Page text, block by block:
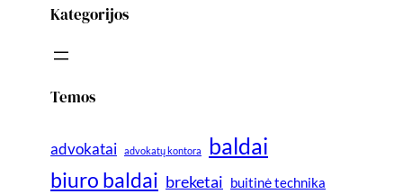
Kategorijos
Temos
advokatai advokatų kontora baldai
biuro baldai breketai buitinė technika